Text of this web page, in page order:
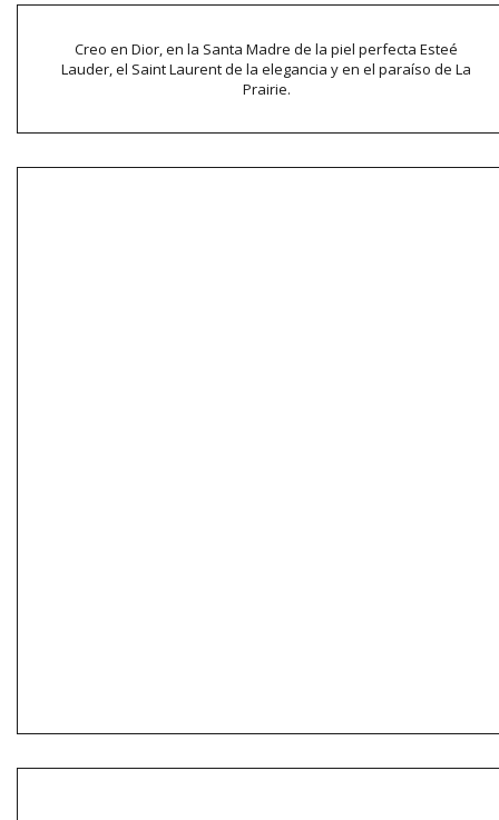
Creo en Dior, en la Santa Madre de la piel perfecta Esteé
Lauder, el Saint Laurent de la elegancia y en el paraíso de La
Prairie.